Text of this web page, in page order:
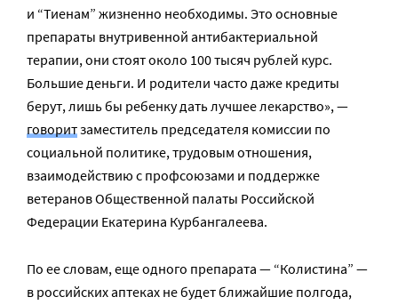
и “Тиенам” жизненно необходимы. Это основные
препараты внутривенной антибактериальной
терапии, они стоят около 100 тысяч рублей курс.
Большие деньги. И родители часто даже кредиты
берут, лишь бы ребенку дать лучшее лекарство», —
говоритзаместитель председателя комиссии по
социальной политике, трудовым отношения,
взаимодействию с профсоюзами и поддержке
ветеранов Общественной палаты Российской
Федерации Екатерина Курбангалеева.
По ее словам, еще одного препарата — “Колистина” —
в российских аптеках не будет ближайшие полгода,